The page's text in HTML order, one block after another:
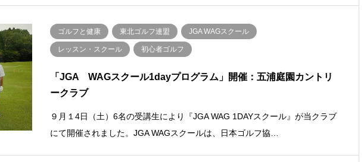
ゴルフと健康 東北ゴルフ連盟 JGA WAGスクール
レッスン・スクール 初心者ゴルフ
「JGA WAGスクール1dayプログラム」開催：五浦庭園カントリ
ークラブ
９月１4日（土）6名の受講生により『JGA WAG 1DAYスクール』が当クラブ
にて開催されました。JGA WAGスクールは、日本ゴルフ協…